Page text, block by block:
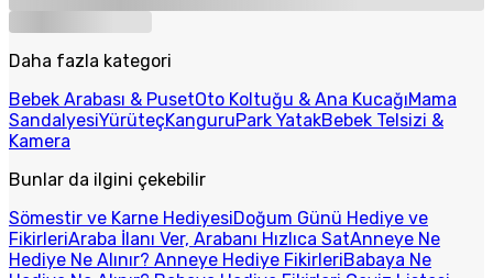
Daha fazla kategori
Bebek Arabası & PusetOto Koltuğu & Ana KucağıMama
SandalyesiYürüteçKanguruPark YatakBebek Telsizi &
Kamera
Bunlar da ilgini çekebilir
Sömestir ve Karne HediyesiDoğum Günü Hediye ve
FikirleriAraba İlanı Ver, Arabanı Hızlıca SatAnneye Ne
Hediye Ne Alınır? Anneye Hediye FikirleriBabaya Ne